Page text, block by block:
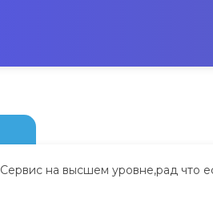
Сервис на высшем уровне,рад что